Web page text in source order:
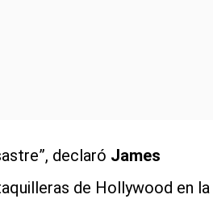
declaró James
de Hollywood en la